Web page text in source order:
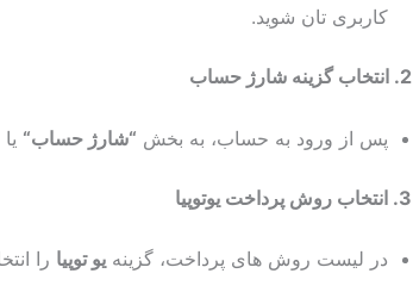
کاربری تان شوید.
2. انتخاب گزینه شارژ حساب
پس از ورود به حساب، به بخش “شارژ حساب“ یا
3. انتخاب روش پرداخت یوتوپیا
در لیست روش های پرداخت، گزینه یو توپیا را